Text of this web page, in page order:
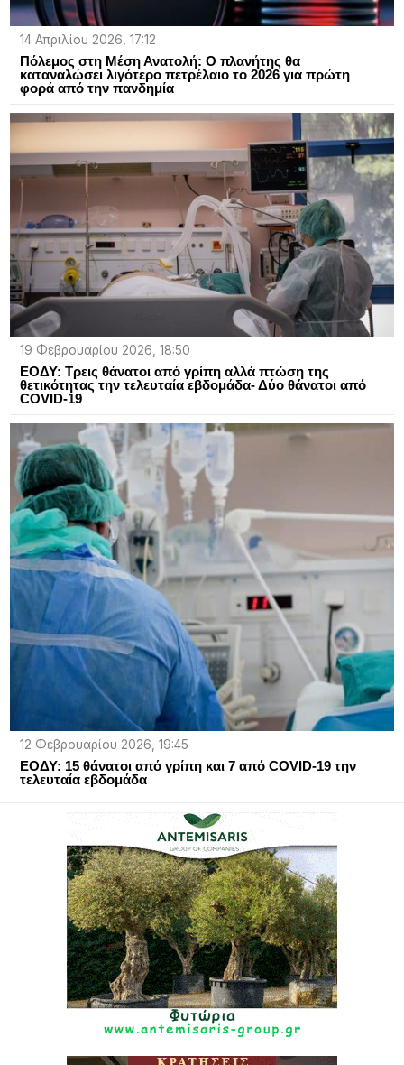
14 Απριλίου 2026, 17:12
Πόλεμος στη Μέση Ανατολή: Ο πλανήτης θα
καταναλώσει λιγότερο πετρέλαιο το 2026 για πρώτη
φορά από την πανδημία
19 Φεβρουαρίου 2026, 18:50
ΕΟΔΥ: Τρεις θάνατοι από γρίπη αλλά πτώση της
θετικότητας την τελευταία εβδομάδα- Δύο θάνατοι από
COVID-19
12 Φεβρουαρίου 2026, 19:45
ΕΟΔΥ: 15 θάνατοι από γρίπη και 7 από COVID-19 την
τελευταία εβδομάδα